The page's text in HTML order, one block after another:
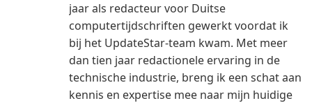
jaar als redacteur voor Duitse
computertijdschriften gewerkt voordat ik
bij het UpdateStar-team kwam. Met meer
dan tien jaar redactionele ervaring in de
technische industrie, breng ik een schat aan
kennis en expertise mee naar mijn huidige